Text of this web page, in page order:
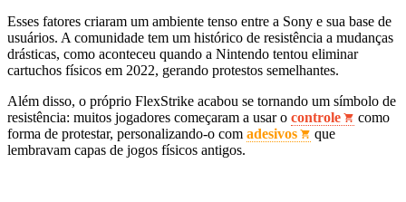
Esses fatores criaram um ambiente tenso entre a Sony e sua base de
usuários. A comunidade tem um histórico de resistência a mudanças
drásticas, como aconteceu quando a Nintendo tentou eliminar
cartuchos físicos em 2022, gerando protestos semelhantes.
Além disso, o próprio FlexStrike acabou se tornando um símbolo de
resistência: muitos jogadores começaram a usar o controle
como
forma de protestar, personalizando-o com adesivos
que
lembravam capas de jogos físicos antigos.